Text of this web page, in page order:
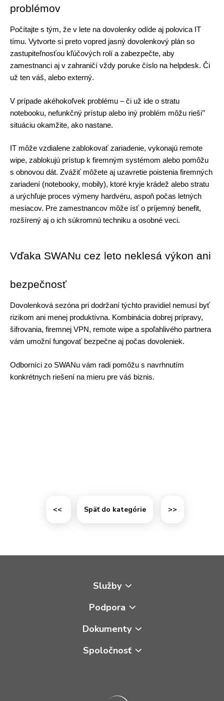
problémov
Počítajte s tým, že v lete na dovolenky odíde aj polovica IT
tímu. Vytvorte si preto vopred jasný dovolenkový plán so
zastupiteľnosťou kľúčových rolí a zabezpečte, aby
zamestnanci aj v zahraničí vždy poruke číslo na helpdesk. Či
už ten váš, alebo externý.
V prípade akéhokoľvek problému – či už ide o stratu
notebooku, nefunkčný prístup alebo iný problém môžu rieši’’
situáciu okamžite, ako nastane.
IT môže vzdialene zablokovať zariadenie, vykonajú remote
wipe, zablokujú prístup k firemným systémom alebo pomôžu
s obnovou dát. Zvážiť môžete aj uzavretie poistenia firemných
zariadení (notebooky, mobily), ktoré kryje krádež alebo stratu
a urýchľuje proces výmeny hardvéru, aspoň počas letných
mesiacov. Pre zamestnancov môže ísť o príjemný benefit,
rozšírený aj o ich súkromnú techniku a osobné veci.
Vďaka SWANu cez leto neklesá výkon ani
bezpečnosť
Dovolenková sezóna pri dodržaní týchto pravidiel nemusí byť
rizikom ani menej produktívna. Kombinácia dobrej prípravy,
šifrovania, firemnej VPN, remote wipe a spoľahlivého partnera
vám umožní fungovať bezpečne aj počas dovoleniek.
Odborníci zo SWANu vám radi pomôžu s navrhnutím
konkrétnych riešení na mieru pre váś biznis.
<< Späť do kategórie >>
Služby
Podpora
Dokumenty
Spoločnosť